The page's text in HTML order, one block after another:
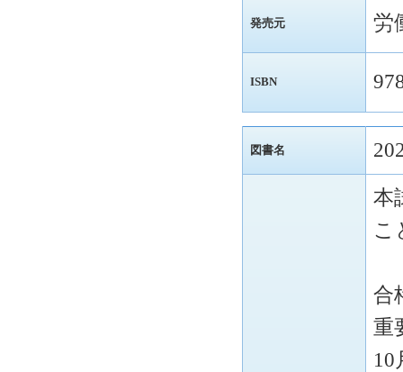
発売元 労
ISBN
図書名
本
こ
合
重
10